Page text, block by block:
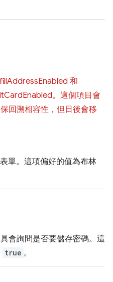
和
。這個項目會
回溯相容性，但日後會移
單。這項偏好的值為布林
會詢問是否要儲存密碼。這
true 。